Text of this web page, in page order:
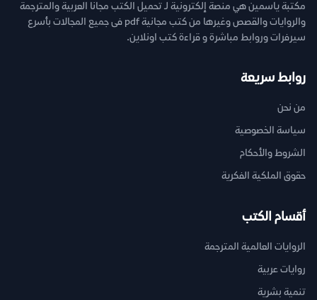
مكتبة ياسمين هي منصة إلكترونية لـ تحميل الكتب مجانا العربية والمترجمة
والروايات والقصص وغيرها من كتب مجانية pdf فى جميع المجالات بأسرع
سيرفرات وروابط مباشرة و قراءة كتب اونلاين.
روابط سريعة
من نحن
سياسة الخصوصية
الشروط والأحكام
حقوق الملكية الفكرية
أقسام الكتب
الروايات العالمية المترجمة
روايات عربية
تنمية بشرية